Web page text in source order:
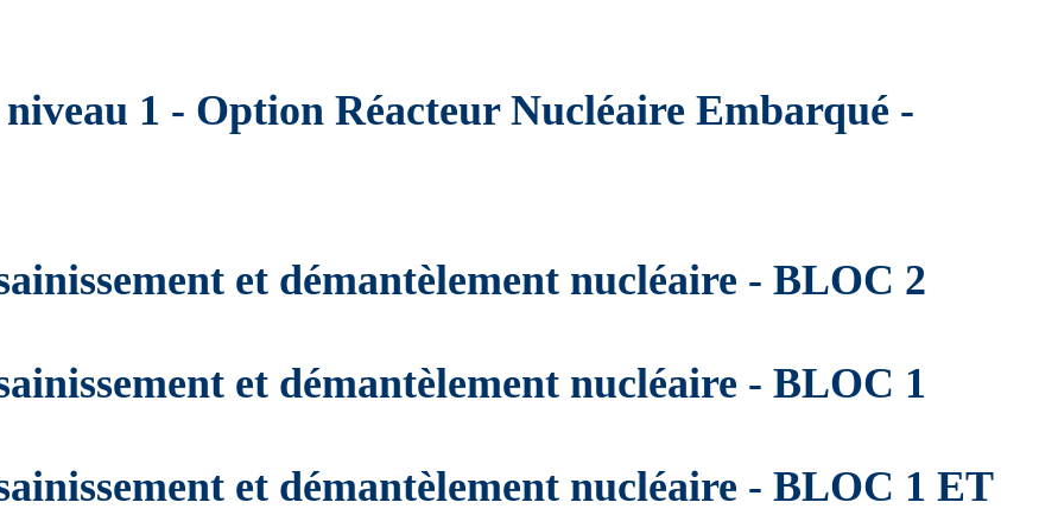
1 - Option Réacteur Nucléaire Embarqué -
et démantèlement nucléaire - BLOC 2
et démantèlement nucléaire - BLOC 1
et démantèlement nucléaire - BLOC 1 ET